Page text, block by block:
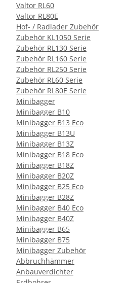
Valtor RL60
Valtor RL80E
Hof- / Radlader Zubehör
Zubehör KL1050 Serie
Zubehör RL130 Serie
Zubehör RL160 Serie
Zubehör RL250 Serie
Zubehör RL60 Serie
Zubehör RL80E Serie
Minibagger
Minibagger B10
Minibagger B13 Eco
Minibagger B13U
Minibagger B13Z
Minibagger B18 Eco
Minibagger B18Z
Minibagger B20Z
Minibagger B25 Eco
Minibagger B28Z
Minibagger B40 Eco
Minibagger B40Z
Minibagger B65
Minibagger B75
Minibagger Zubehör
Abbruchhämmer
Anbauverdichter